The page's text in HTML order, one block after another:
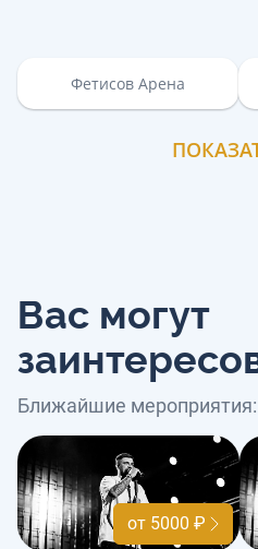
Фетисов Арена
Вас могут
Ближайшие мероприятия:
от 5000 ₽